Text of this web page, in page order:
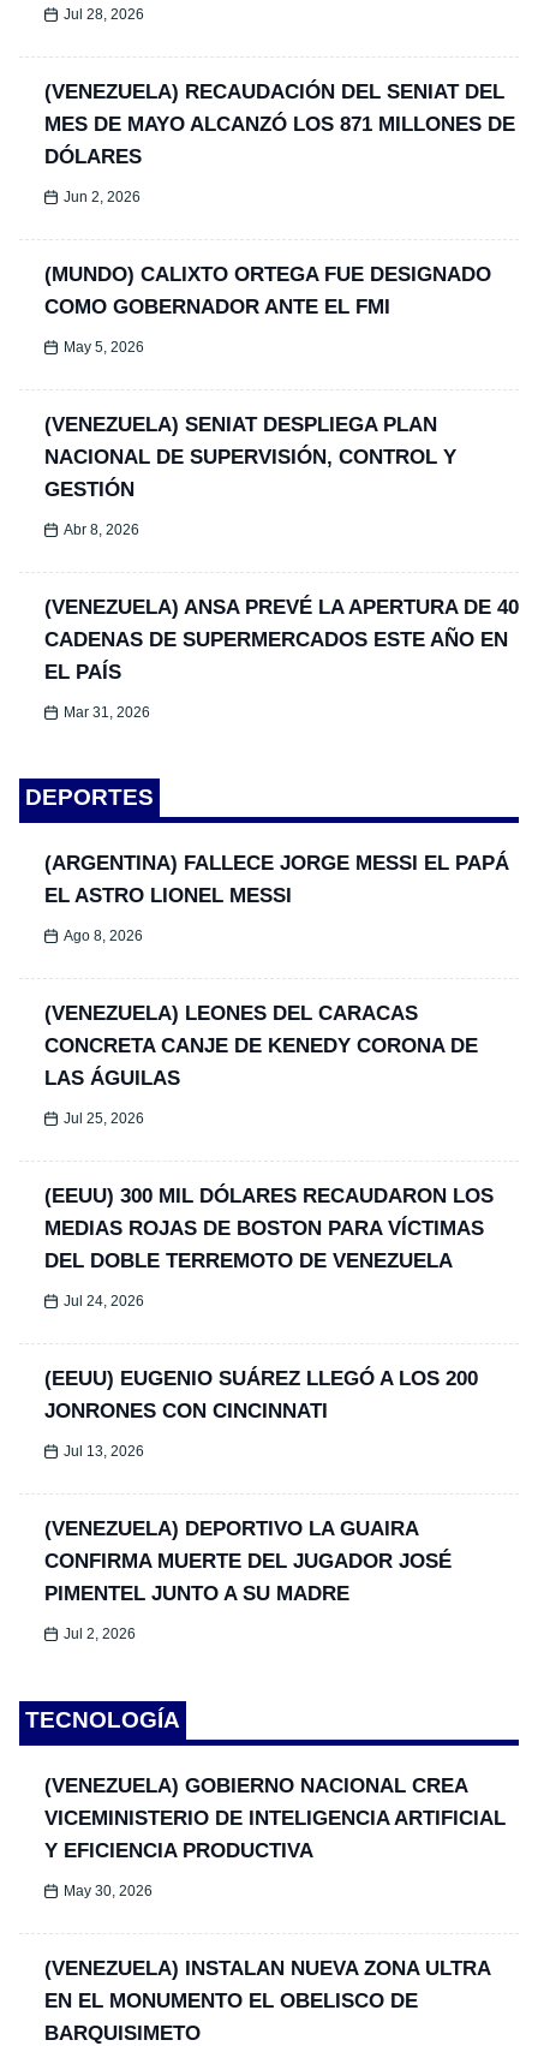
Jul 28, 2026
(VENEZUELA) RECAUDACIÓN DEL SENIAT DEL
MES DE MAYO ALCANZÓ LOS 871 MILLONES DE
DÓLARES
Jun 2, 2026
(MUNDO) CALIXTO ORTEGA FUE DESIGNADO
COMO GOBERNADOR ANTE EL FMI
May 5, 2026
(VENEZUELA) SENIAT DESPLIEGA PLAN
NACIONAL DE SUPERVISIÓN, CONTROL Y
GESTIÓN
Abr 8, 2026
(VENEZUELA) ANSA PREVÉ LA APERTURA DE 40
CADENAS DE SUPERMERCADOS ESTE AÑO EN
EL PAÍS
Mar 31, 2026
DEPORTES
(ARGENTINA) FALLECE JORGE MESSI EL PAPÁ
EL ASTRO LIONEL MESSI
Ago 8, 2026
(VENEZUELA) LEONES DEL CARACAS
CONCRETA CANJE DE KENEDY CORONA DE
LAS ÁGUILAS
Jul 25, 2026
(EEUU) 300 MIL DÓLARES RECAUDARON LOS
MEDIAS ROJAS DE BOSTON PARA VÍCTIMAS
DEL DOBLE TERREMOTO DE VENEZUELA
Jul 24, 2026
(EEUU) EUGENIO SUÁREZ LLEGÓ A LOS 200
JONRONES CON CINCINNATI
Jul 13, 2026
(VENEZUELA) DEPORTIVO LA GUAIRA
CONFIRMA MUERTE DEL JUGADOR JOSÉ
PIMENTEL JUNTO A SU MADRE
Jul 2, 2026
TECNOLOGÍA
(VENEZUELA) GOBIERNO NACIONAL CREA
VICEMINISTERIO DE INTELIGENCIA ARTIFICIAL
Y EFICIENCIA PRODUCTIVA
May 30, 2026
(VENEZUELA) INSTALAN NUEVA ZONA ULTRA
EN EL MONUMENTO EL OBELISCO DE
BARQUISIMETO